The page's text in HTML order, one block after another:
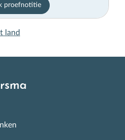
proefnotitie
land